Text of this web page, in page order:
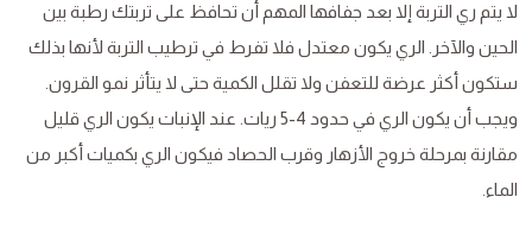
لا يتم ري التربة إلا بعد جفافها المهم أن تحافظ على تربتك رطبة بين
الحين والآخر. الري يكون معتدل فلا تفرط في ترطيب التربة لأنها بذلك
ستكون أكثر عرضة للتعفن ولا تقلل الكمية حتى لا يتأثر نمو القرون.
ويجب أن يكون الري في حدود 4-5 ريات. عند الإنبات يكون الري قليل
مقارنة بمرحلة خروج الأزهار وقرب الحصاد فيكون الري بكميات أكبر من
الماء.